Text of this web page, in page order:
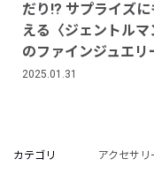
だり!? サプライズに
える〈ジェントルマ
のファインジュエリ
2025.01.31
カテゴリ アクセサ